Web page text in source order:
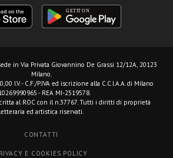
in Via Privata Giovannino De Grassi 12/12A, 20123
Milano.
I.V. - C.F./P.IVA ed iscrizione alla C.C.I.A.A. di Milano
- REA MI-2519578.
al ROC con il n.37767. Tutti i diritti di proprietà
letteraria ed artistica riservati.
CONTATTI
E COOKIES POLICY